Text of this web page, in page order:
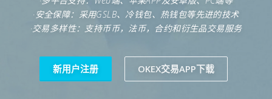
欧意注册网址 欧意交易下载 欧意团队
·安全保障：采用GSLB、冷钱包、热钱包等先进的技术
·交易多样性：支持币币，法币，合约和衍生品交易服务
新用户注册 OKEX交易APP下载